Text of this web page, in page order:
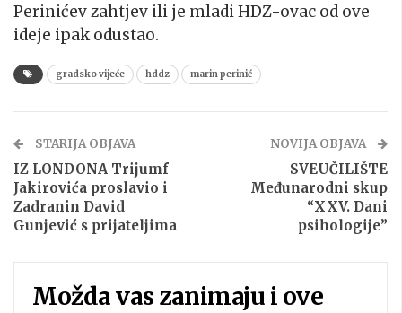
Perinićev zahtjev ili je mladi HDZ-ovac od ove
ideje ipak odustao.
gradsko vijeće hddz marin perinić
STARIJA OBJAVA
IZ LONDONA Trijumf
Jakirovića proslavio i
Zadranin David
Gunjević s prijateljima
NOVIJA OBJAVA
SVEUČILIŠTE
Međunarodni skup
“XXV. Dani
psihologije”
Možda vas zanimaju i ove